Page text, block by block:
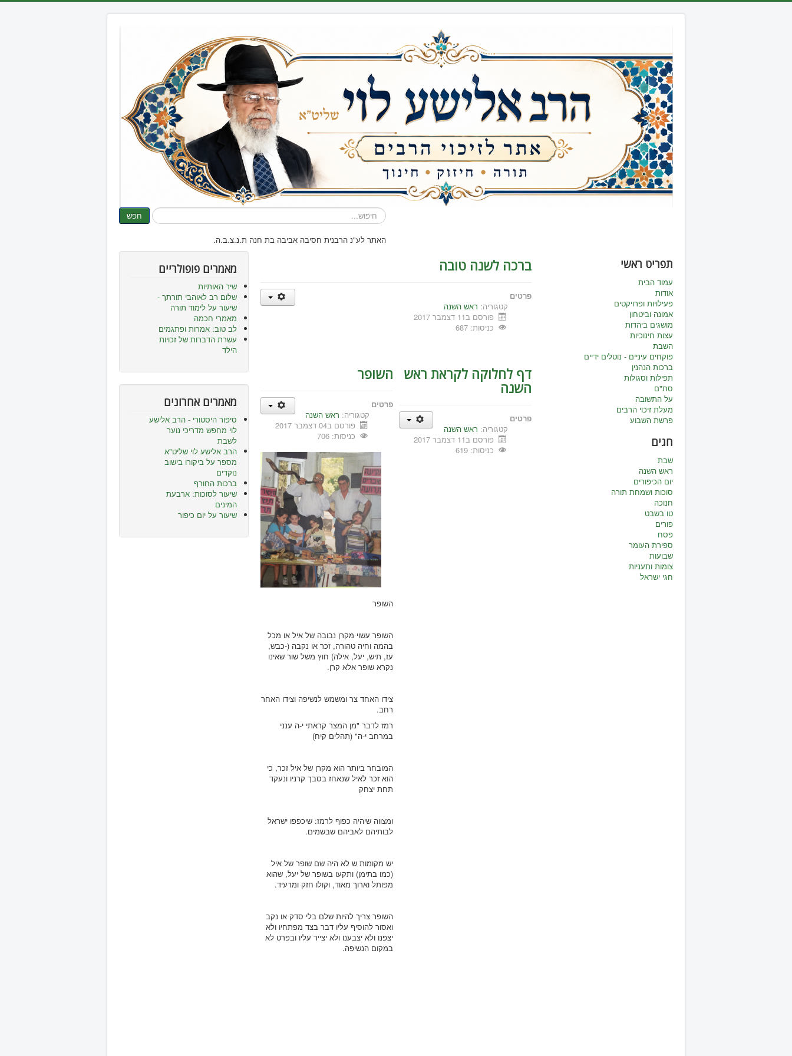
חיפוש... חפש
האתר לע"נ הרבנית חסיבה אביבה בת חנה ת.נ.צ.ב.ה.
תפריט ראשי
עמוד הבית
אודות
פעילויות ופרויקטים
אמונה וביטחון
מושגים ביהדות
עצות חינוכיות
השבת
פוקחים עיניים - נוטלים ידיים
ברכות הנהנין
תפילות וסגולות
סת"ם
על התשובה
מעלת זיכוי הרבים
פרשת השבוע
חגים
שבת
ראש השנה
יום הכיפורים
סוכות ושמחת תורה
חנוכה
טו בשבט
פורים
פסח
ספירת העומר
שבועות
צומות ותעניות
חגי ישראל
ברכה לשנה טובה
פרטים
קטגוריה: ראש השנה
פורסם ב11 דצמבר 2017
כניסות: 687
דף לחלוקה לקראת ראש
השנה
פרטים
קטגוריה: ראש השנה
פורסם ב11 דצמבר 2017
כניסות: 619
השופר
פרטים
קטגוריה: ראש השנה
פורסם ב04 דצמבר 2017
כניסות: 706
השופר
השופר עשוי מקרן נבובה של איל או מכל
בהמה וחיה טהורה, זכר או נקבה (-כבש,
עז, תיש, יעל, אילה) חוץ משל שור שאינו
נקרא שופר אלא קרן.
צידו האחד צר ומשמש לנשיפה וצידו האחר
רחב.
רמז לדבר "מן המצר קראתי י-ה ענני
במרחב י-ה" (תהלים קיח)
המובחר ביותר הוא מקרן של איל זכר, כי
הוא זכר לאיל שנאחז בסבך קרניו ונעקד
תחת יצחק
ומצווה שיהיה כפוף לרמז: שיכפפו ישראל
לבותיהם לאביהם שבשמים.
יש מקומות ש לא היה שם שופר של איל
(כמו בתימן) ותקעו בשופר של יעל, שהוא
מפותל וארוך מאוד, וקולו חזק ומרעיד.
השופר צריך להיות שלם בלי סדק או נקב
ואסור להוסיף עליו דבר בצד מפתחיו ולא
יצפנו ולא יצבענו ולא יצייר עליו ובפרט לא
במקום הנשיפה.
מאמרים פופולריים
שיר האותיות
שלום רב לאוהבי תורתך -
שיעור על לימוד תורה
מאמרי חכמה
לב טוב: אמרות ופתגמים
עשרת הדברות של זכויות
הילד
מאמרים אחרונים
סיפור היסטורי - הרב אלישע
לוי מחפש מדריכי נוער
לשבת
הרב אלישע לוי שליט"א
מספר על ביקורו בישוב
נוקדים
ברכות החורף
שיעור לסוכות: ארבעת
המינים
שיעור על יום כיפור